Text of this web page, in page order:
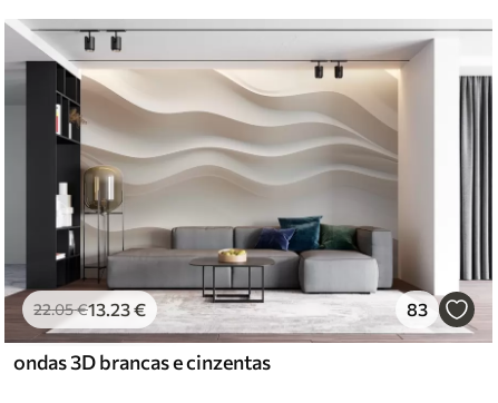
22.05€13.23€ 83
ondas 3D brancas e cinzentas